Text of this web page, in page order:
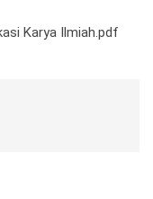
Karya Ilmiah.pdf